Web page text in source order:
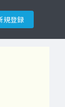
規登録